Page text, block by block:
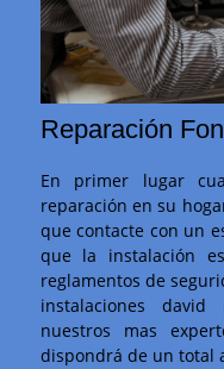
Reparación
En primer lugar
reparación en su
que contacte con un
que la instalación
reglamentos de
instalaciones
nuestros mas
dispondrá de un total